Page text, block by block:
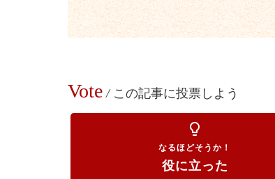
Vote / この記事に投票しよう
lightbulb_outline
なるほどそうか！
役に立った